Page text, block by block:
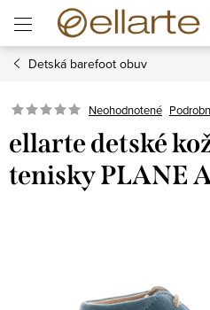
obsah
Detská barefoot obuv
Neohodnotené
ellarte detské
tenisky PLANE